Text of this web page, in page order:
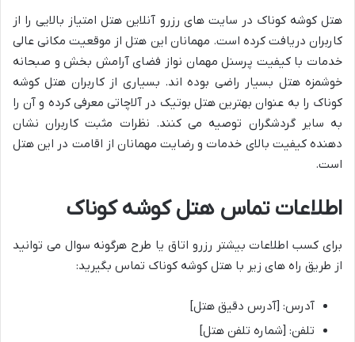
هتل کوشه کوناک در سایت های رزرو آنلاین هتل امتیاز بالایی را از
کاربران دریافت کرده است. مهمانان این هتل از موقعیت مکانی عالی
خدمات با کیفیت پرسنل مهمان نواز فضای آرامش بخش و صبحانه
خوشمزه هتل بسیار راضی بوده اند. بسیاری از کاربران هتل کوشه
کوناک را به عنوان بهترین هتل بوتیک در آلاچاتی معرفی کرده و آن را
به سایر گردشگران توصیه می کنند. نظرات مثبت کاربران نشان
دهنده کیفیت بالای خدمات و رضایت مهمانان از اقامت در این هتل
است.
اطلاعات تماس هتل کوشه کوناک
برای کسب اطلاعات بیشتر رزرو اتاق یا طرح هرگونه سوال می توانید
از طریق راه های زیر با هتل کوشه کوناک تماس بگیرید:
آدرس: [آدرس دقیق هتل]
تلفن: [شماره تلفن هتل]